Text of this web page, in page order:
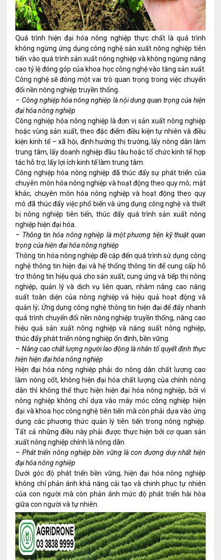
Quá trình hiện đại hóa nông nghiệp thực chất là quá trình
không ngừng ứng dụng công nghệ sản xuất nông nghiệp tiên
tiến vào quá trình sản xuất nông nghiệp và không ngừng nâng
cao tỷ lệ đóng góp của khoa học công nghệ vào tăng sản xuất.
Công nghệ sẽ đóng một vai trò quan trọng trong việc chuyển
đổi nền nông nghiệp truyền thống.
– Công nghiệp hóa nông nghiệp là nội dung quan trọng của hiện
đại hóa nông nghiệp
Công nghiệp hóa nông nghiệp là đơn vị sản xuất nông nghiệp
hoặc vùng sản xuất, theo đặc điểm điều kiện tự nhiên và điều
kiện kinh tế – xã hội, định hướng thị trường, lấy nông dân làm
trung tâm, lấy doanh nghiệp đầu tàu hoặc tổ chức kinh tế hợp
tác hỗ trợ, lấy lợi ích kinh tế làm trung tâm.
Công nghiệp hóa nông nghiệp đã thúc đẩy sự phát triển của
chuyên môn hóa nông nghiệp và hoạt động theo quy mô; mặt
khác, chuyên môn hóa nông nghiệp và hoạt động theo quy
mô đã thúc đẩy việc phổ biến và ứng dụng công nghệ và thiết
bị nông nghiệp tiên tiến, thúc đẩy quá trình sản xuất nông
nghiệp hiện đại hóa.
– Thông tin hóa nông nghiệp là một phương tiện kỹ thuật quan
trọng của hiện đại hóa nông nghiệp
Thông tin hóa nông nghiệp đề cập đến quá trình sử dụng công
nghệ thông tin hiện đại và hệ thống thông tin để cung cấp hỗ
trợ thông tin hiệu quả cho sản xuất, cung ứng và tiếp thị nông
nghiệp, quản lý và dịch vụ liên quan, nhằm nâng cao năng
suất toàn diện của nông nghiệp và hiệu quả hoạt động và
quản lý; Ứng dụng công nghệ thông tin hiện đại để đẩy nhanh
quá trình chuyển đổi nền nông nghiệp truyền thống, nâng cao
hiệu quả sản xuất nông nghiệp và năng suất nông nghiệp,
thúc đẩy phát triển nông nghiệp ổn định, bền vững.
– Nâng cao chất lượng người lao động là nhân tố quyết định thực
hiện hiện đại hóa nông nghiệp
Hiện đại hóa nông nghiệp phải do nông dân chất lượng cao
làm nòng cốt, không hiện đại hóa chất lượng của chính nông
dân thì không thể thực hiện hiện đại hóa nông nghiệp, bởi vì
nông nghiệp không chỉ dựa vào máy móc công nghiệp hiện
đại và khoa học công nghệ tiên tiến mà còn phải dựa vào ứng
dụng các phương thức quản lý tiên tiến trong nông nghiệp.
Tất cả những điều này phải được thực hiện bởi cơ quan sản
xuất nông nghiệp chính là nông dân.
– Phát triển nông nghiệp bền vững là con đường duy nhất hiện
đại hóa nông nghiệp
Dưới góc độ phát triển bền vững, hiện đại hóa nông nghiệp
không chỉ phản ánh khả năng cải tạo và chinh phục tự nhiên
của con người mà còn phản ánh mức độ phát triển hài hòa
giữa con người và tự nhiên.